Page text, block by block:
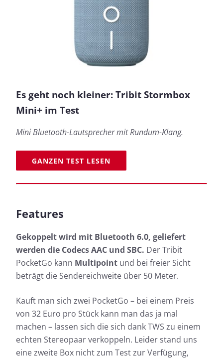
Es geht noch kleiner: Tribit Stormbox
Mini+ im Test
Mini Bluetooth-Lautsprecher mit Rundum-Klang.
GANZEN TEST LESEN
Features
Gekoppelt wird mit Bluetooth 6.0, geliefert
werden die Codecs AAC und SBC. Der Tribit
PocketGo kann Multipoint und bei freier Sicht
beträgt die Sendereichweite über 50 Meter.
Kauft man sich zwei PocketGo – bei einem Preis
von 32 Euro pro Stück kann man das ja mal
machen – lassen sich die sich dank TWS zu einem
echten Stereopaar verkoppeln. Leider stand uns
eine zweite Box nicht zum Test zur Verfügung,